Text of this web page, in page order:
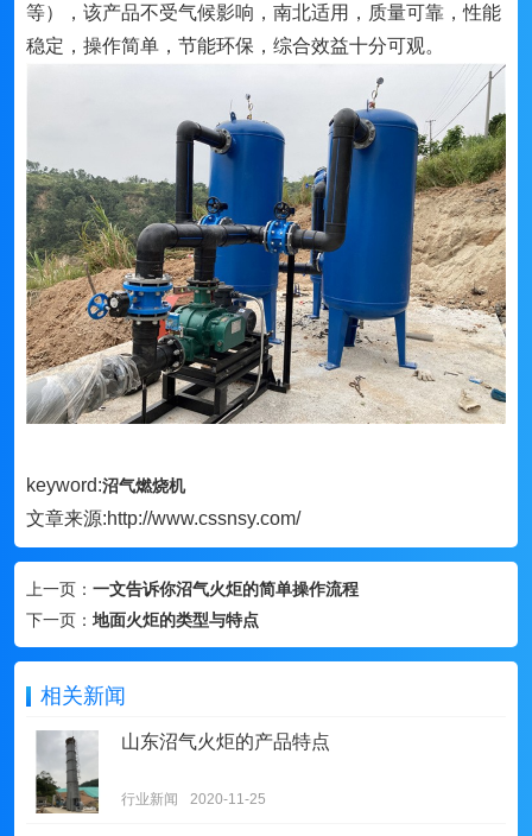
等），该产品不受气候影响，南北适用，质量可靠，性能
稳定，操作简单，节能环保，综合效益十分可观。
keyword:沼气燃烧机
文章来源:http://www.cssnsy.com/
上一页： 一文告诉你沼气火炬的简单操作流程
下一页： 地面火炬的类型与特点
相关新闻
山东沼气火炬的产品特点
行业新闻 2020-11-25